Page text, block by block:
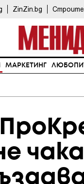
ZinZin.bg
МАРКЕТИНГ
чака